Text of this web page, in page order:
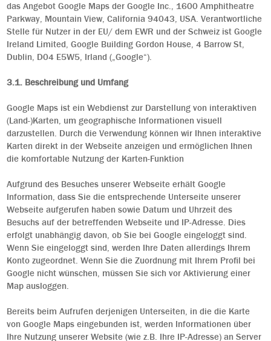
das Angebot Google Maps der Google Inc., 1600 Amphitheatre
Parkway, Mountain View, California 94043, USA. Verantwortliche
Stelle für Nutzer in der EU/ dem EWR und der Schweiz ist Google
Ireland Limited, Google Building Gordon House, 4 Barrow St,
Dublin, D04 E5W5, Irland („Google“).
3.1. Beschreibung und Umfang
Google Maps ist ein Webdienst zur Darstellung von interaktiven
(Land-)Karten, um geographische Informationen visuell
darzustellen. Durch die Verwendung können wir Ihnen interaktive
Karten direkt in der Webseite anzeigen und ermöglichen Ihnen
die komfortable Nutzung der Karten-Funktion
Aufgrund des Besuches unserer Webseite erhält Google
Information, dass Sie die entsprechende Unterseite unserer
Webseite aufgerufen haben sowie Datum und Uhrzeit des
Besuchs auf der betreffenden Webseite und IP-Adresse. Dies
erfolgt unabhängig davon, ob Sie bei Google eingeloggt sind.
Wenn Sie eingeloggt sind, werden Ihre Daten allerdings Ihrem
Konto zugeordnet. Wenn Sie die Zuordnung mit Ihrem Profil bei
Google nicht wünschen, müssen Sie sich vor Aktivierung einer
Map ausloggen.
Bereits beim Aufrufen derjenigen Unterseiten, in die die Karte
von Google Maps eingebunden ist, werden Informationen über
Ihre Nutzung unserer Website (wie z.B. Ihre IP-Adresse) an Server